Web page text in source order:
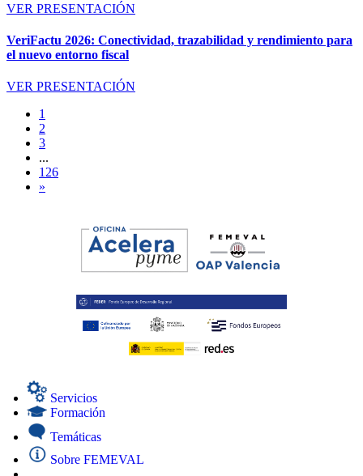
VER PRESENTACIÓN
VeriFactu 2026: Conectividad, trazabilidad y rendimiento para
el nuevo entorno fiscal
VER PRESENTACIÓN
1
2
3
...
126
»
Servicios
Formación
Temáticas
Sobre FEMEVAL